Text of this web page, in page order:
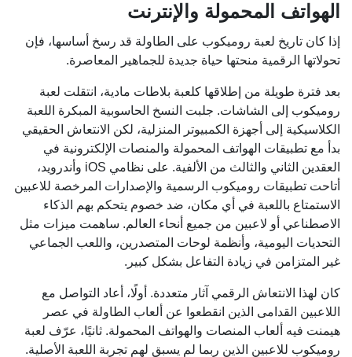
الهواتف المحمولة والإنترنت
إذا كان تاريخ لعبة روميكوب على الطاولة قد رسخ أساسها، فإن
تحولاتها الرقمية منحتها حياة جديدة للجماهير المعاصرة.
بعد فترة طويلة من إطلاقها كلعبة بلاطات مادية، انتقلت لعبة
روميكوب إلى الشاشات. جلبت النسخ الحاسوبية المبكرة اللعبة
الكلاسيكية إلى أجهزة الكمبيوتر المنزلية، لكن الانتعاش الحقيقي
بدأ مع تطبيقات الهواتف المحمولة والمنصات الإلكترونية في
العقدين الثاني والثالث من الألفية. على نظامي iOS وأندرويد،
أتاحت تطبيقات روميكوب الرسمية والإصدارات المرخصة للاعبين
الاستمتاع باللعبة في أي مكان، ضد خصوم يتحكم بهم الذكاء
الاصطناعي أو لاعبين من جميع أنحاء العالم. ساهمت ميزات مثل
التحديات اليومية، وأنظمة لوحات المتصدرين، واللعب الجماعي
غير المتزامن في زيادة التفاعل بشكل كبير.
كان لهذا الانتعاش الرقمي آثار متعددة. أولًا، أعاد التواصل مع
اللاعبين القدامى الذين انقطعوا عن ألعاب الطاولة في عصر
هيمنت فيه ألعاب المنصات والهواتف المحمولة. ثانيًا، عرّف لعبة
روميكوب للاعبين الذين ربما لم يسبق لهم تجربة اللعبة الأصلية.